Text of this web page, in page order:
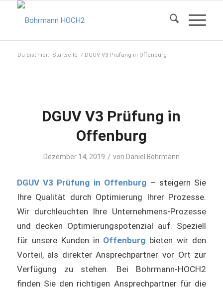
Du bist hier: Startseite / DGUV V3 Prüfung in Offenburg
DGUV V3 Prüfung in
Offenburg
Dezember 14, 2019 / von Daniel Bohrmann
DGUV V3 Prüfung in Offenburg – steigern Sie
Ihre Qualität durch Optimierung Ihrer Prozesse.
Wir durchleuchten Ihre Unternehmens-Prozesse
und decken Optimierungspotenzial auf. Speziell
für unsere Kunden in Offenburg bieten wir den
Vorteil, als direkter Ansprechpartner vor Ort zur
Verfügung zu stehen. Bei Bohrmann-HOCH2
finden Sie den richtigen Ansprechpartner für die